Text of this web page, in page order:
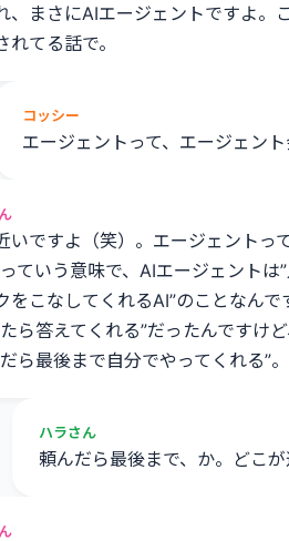
、まさにAIエージェントですよ。
れてる話で。
コッシー
エージェントって、エージェン
いですよ（笑）。エージェントっ
ていう意味で、AIエージェントは
をこなしてくれるAI”のことなん
ら答えてくれる”だったんですけ
ら最後まで自分でやってくれる”。
ハラさん
頼んだら最後まで、か。どこが